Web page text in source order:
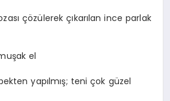
çözülerek çıkarılan ince parlak
el
yapılmış; teni çok güzel